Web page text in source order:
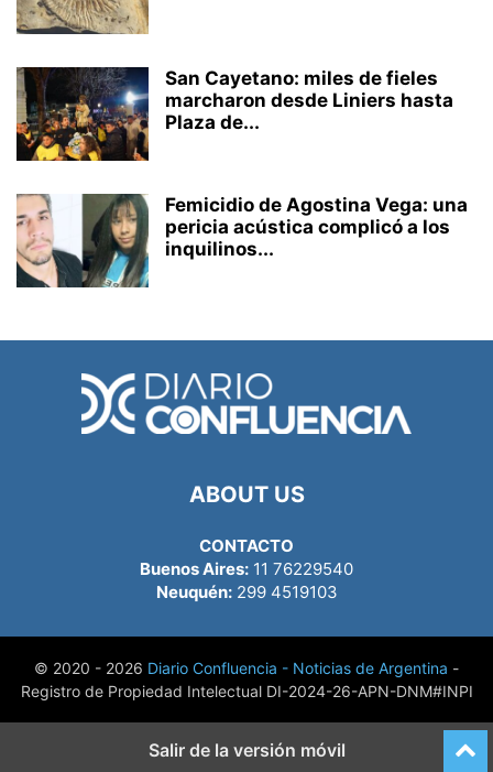
San Cayetano: miles de fieles
marcharon desde Liniers hasta
Plaza de...
Femicidio de Agostina Vega: una
pericia acústica complicó a los
inquilinos...
ABOUT US
CONTACTO
Buenos Aires: 11 76229540
Neuquén:299 4519103
© 2020 - 2026 Diario Confluencia - Noticias de Argentina -
Registro de Propiedad Intelectual DI-2024-26-APN-DNM#INPI
Salir de la versión móvil